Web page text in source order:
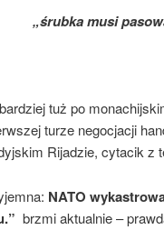
„śrubka musi
tuż po
turze negocjacji
Rijadzie, cytacik z
NATO
brzmi aktualnie –